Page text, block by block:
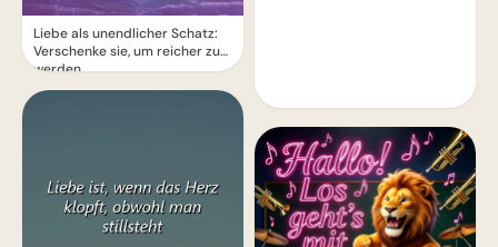
Liebe als unendlicher Schatz:
Verschenke sie, um reicher zu
werden